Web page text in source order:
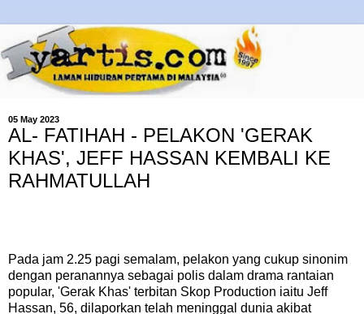
05 May 2023
AL- FATIHAH - PELAKON 'GERAK
KHAS', JEFF HASSAN KEMBALI KE
RAHMATULLAH
Pada jam 2.25 pagi semalam, pelakon yang cukup sinonim
dengan peranannya sebagai polis dalam drama rantaian
popular, 'Gerak Khas' terbitan Skop Production iaitu Jeff
Hassan, 56, dilaporkan telah meninggal dunia akibat